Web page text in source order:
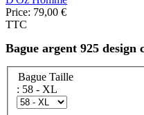
Price: 79,00 €
TTC
Bague argent 925 design
Bague Taille
: 58 - XL